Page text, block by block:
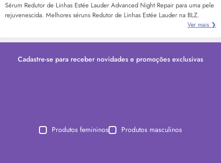
Sérum Redutor de Linhas Estée Lauder Advanced Night Repair para uma pele
rejuvenescida. Melhores séruns Redutor de Linhas Estée Lauder na BLZ.
Ver mais ❯
Cadastre-se para receber novidades e promoções exclusivas
Produtos femininos Produtos masculinos